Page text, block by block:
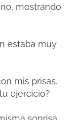
mostrando
estaba muy
mis prisas.
ejercicio?